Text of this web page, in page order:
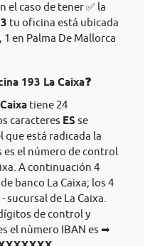
el caso de tener ✅ la
tu oficina está ubicada
en Palma De Mallorca
193 La Caixa❓
tiene 24
caracteres ES se
que está radicada la
el número de control
A continuación 4
banco La Caixa; los 4
- sucursal de La Caixa.
de control y
el nùmero IBAN es ➡